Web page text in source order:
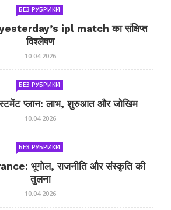
БЕЗ РУБРИКИ
ipl match का संक्षिप्त
विश्लेषण
10.04.2026
БЕЗ РУБРИКИ
प्लान: लाभ, शुरुआत और जोखिम
10.04.2026
БЕЗ РУБРИКИ
भूगोल, राजनीति और संस्कृति की
तुलना
10.04.2026